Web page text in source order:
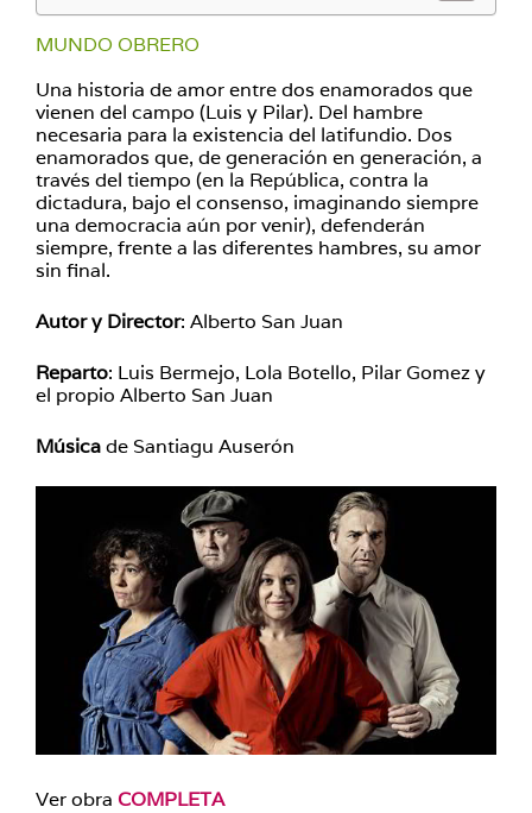
MUNDO OBRERO
Una historia de amor entre dos enamorados que
vienen del campo (Luis y Pilar). Del hambre
necesaria para la existencia del latifundio. Dos
enamorados que, de generación en generación, a
través del tiempo (en la República, contra la
dictadura, bajo el consenso, imaginando siempre
una democracia aún por venir), defenderán
siempre, frente a las diferentes hambres, su amor
sin final.
Autor y Director: Alberto San Juan
Reparto: Luis Bermejo, Lola Botello, Pilar Gomez y
el propio Alberto San Juan
Músicade Santiagu Auserón
Ver obra COMPLETA